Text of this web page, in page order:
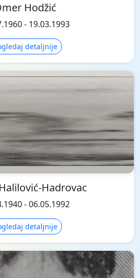
Hodžić
- 19.03.1993
detaljnije
Hadrovac
- 06.05.1992
detaljnije